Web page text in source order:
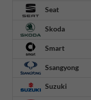
Seat
Skoda
Smart
Ssangyong
Suzuki